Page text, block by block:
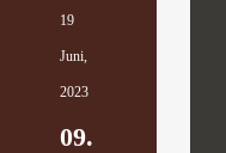
19
Juni,
2023
09.